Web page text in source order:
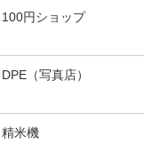
100円ショップ
DPE（写真店）
精米機